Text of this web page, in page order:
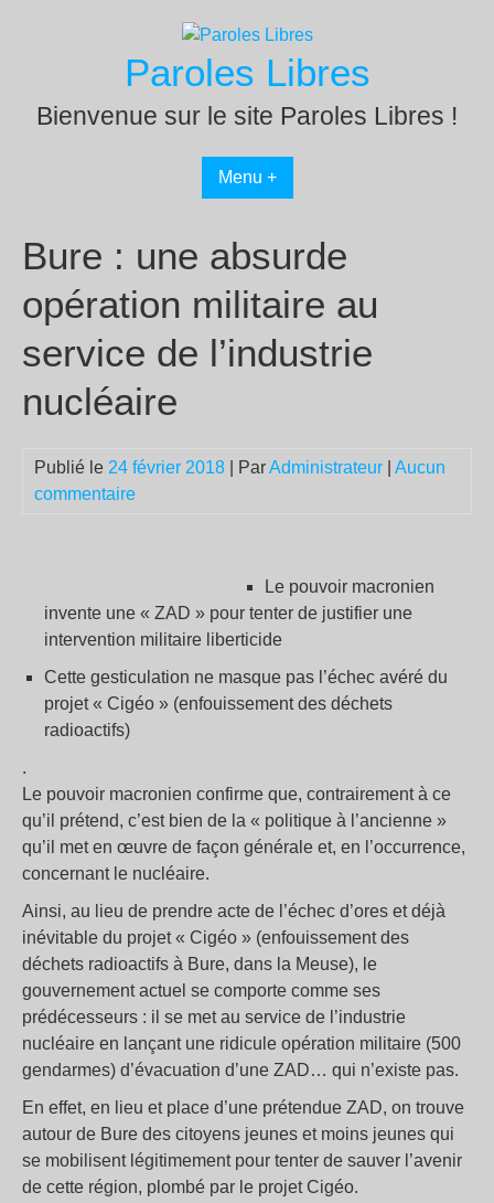
Paroles Libres
Bienvenue sur le site Paroles Libres !
Menu +
Bure : une absurde
opération militaire au
service de l’industrie
nucléaire
Publié le 24 février 2018 | ParAdministrateur
Aucun
commentaire
Le pouvoir macronien
invente une « ZAD » pour tenter de justifier une
intervention militaire liberticide
Cette gesticulation ne masque pas l’échec avéré du
projet « Cigéo » (enfouissement des déchets
radioactifs)
.
Le pouvoir macronien confirme que, contrairement à ce
qu’il prétend, c’est bien de la « politique à l’ancienne »
qu’il met en œuvre de façon générale et, en l’occurrence,
concernant le nucléaire.
Ainsi, au lieu de prendre acte de l’échec d’ores et déjà
inévitable du projet « Cigéo » (enfouissement des
déchets radioactifs à Bure, dans la Meuse), le
gouvernement actuel se comporte comme ses
prédécesseurs : il se met au service de l’industrie
nucléaire en lançant une ridicule opération militaire (500
gendarmes) d’évacuation d’une ZAD… qui n’existe pas.
En effet, en lieu et place d’une prétendue ZAD, on trouve
autour de Bure des citoyens jeunes et moins jeunes qui
se mobilisent légitimement pour tenter de sauver l’avenir
de cette région, plombé par le projet Cigéo.